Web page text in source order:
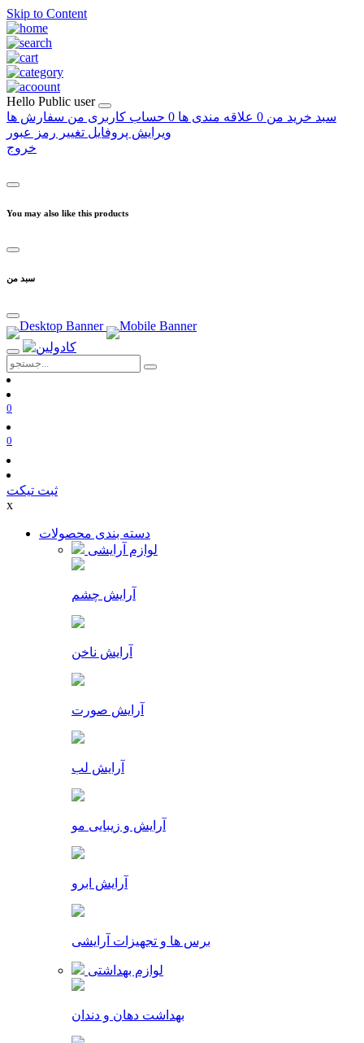
Skip to Content
Hello Public user
سبد خرید من 0 علاقه مندی ها 0 حساب کاربری من سفارش ها
ویرایش پروفایل تغییر رمز عبور
خروج
You may also like this products
سبد من
0
0
ثبت تیکت
x
دسته بندی محصولات
لوازم آرایشی
آرایش چشم
آرایش ناخن
آرایش صورت
آرایش لب
آرایش و زیبایی مو
آرایش ابرو
برس ها و تجهیزات آرایشی
لوازم بهداشتی
بهداشت دهان و دندان